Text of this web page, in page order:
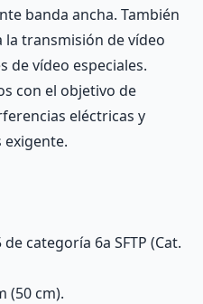
banda ancha. También
transmisión de vídeo
de vídeo especiales.
con el objetivo de
eléctricas y
exigente.
categoría 6a SFTP (Cat.
(50 cm).